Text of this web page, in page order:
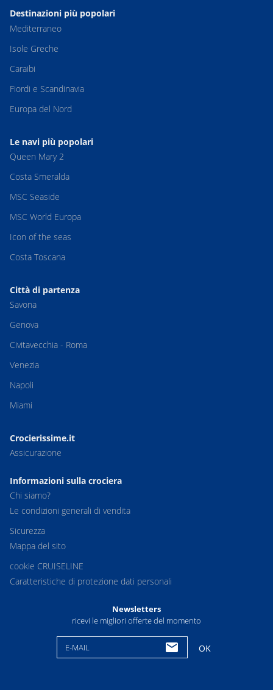
Destinazioni più popolari
Mediterraneo
Isole Greche
Caraibi
Fiordi e Scandinavia
Europa del Nord
Le navi più popolari
Queen Mary 2
Costa Smeralda
MSC Seaside
MSC World Europa
Icon of the seas
Costa Toscana
Città di partenza
Savona
Genova
Civitavecchia - Roma
Venezia
Napoli
Miami
Crocierissime.it
Assicurazione
Informazioni sulla crociera
Chi siamo?
Le condizioni generali di vendita
Sicurezza
Mappa del sito
cookie CRUISELINE
Caratteristiche di protezione dati personali
Newsletters
ricevi le migliori offerte del momento
E-MAIL OK